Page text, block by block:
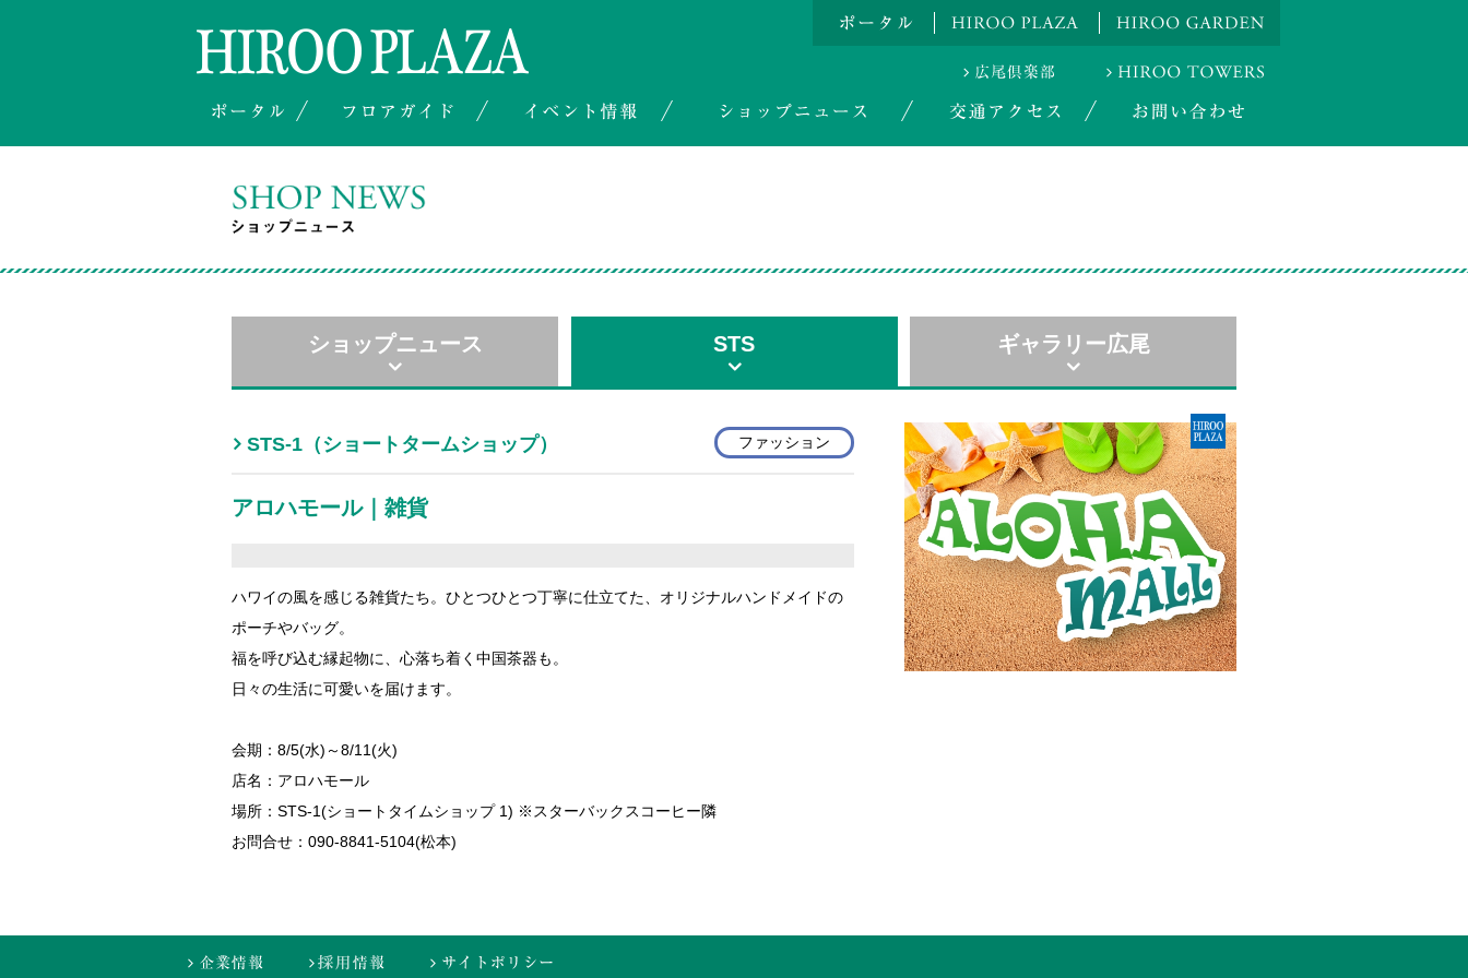
ショップニュース STS ギャラリー広尾
STS-1（ショートタームショップ） ファッション
アロハモール｜雑貨
ハワイの風を感じる雑貨たち。ひとつひとつ丁寧に仕立てた、オリジナルハンドメイドの
ポーチやバッグ。
福を呼び込む縁起物に、心落ち着く中国茶器も。
日々の生活に可愛いを届けます。
会期：8/5(水)～8/11(火)
店名：アロハモール
場所：STS-1(ショートタイムショップ 1) ※スターバックスコーヒー隣
お問合せ：090-8841-5104(松本)